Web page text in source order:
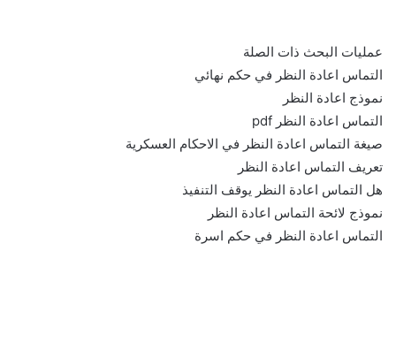
عمليات البحث ذات الصلة
التماس اعادة النظر في حكم نهائي
نموذج اعادة النظر
التماس اعادة النظر pdf
صيغة التماس اعادة النظر في الاحكام العسكرية
تعريف التماس اعادة النظر
هل التماس اعادة النظر يوقف التنفيذ
نموذج لائحة التماس اعادة النظر
التماس اعادة النظر في حكم اسرة